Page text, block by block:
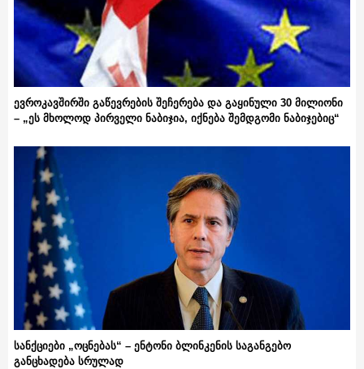
ევროკავშირში გაწევრების შეჩერება და გაყინული 30 მილიონი
– „ეს მხოლოდ პირველი ნაბიჯია, იქნება შემდგომი ნაბიჯებიც“
სანქციები „ოცნებას“ – ენტონი ბლინკენის საგანგებო
განცხადება სრულად